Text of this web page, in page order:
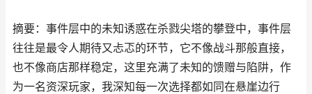
摘要：事件层中的未知诱惑在杀戮尖塔的攀登中，事件层
往往是最令人期待又忐忑的环节，它不像战斗那般直接，
也不像商店那样稳定，这里充满了未知的馈赠与陷阱，作
为一名资深玩家，我深知每一次选择都如同在悬崖边行